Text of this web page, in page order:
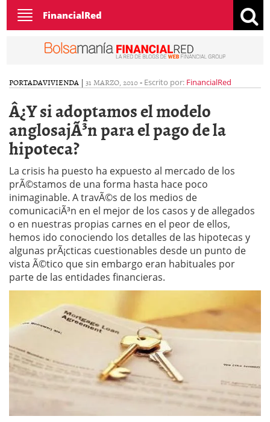
Toggle
navigation
FinancialRed
PORTADAVIVIENDA | 31 MARZO, 2010- Escrito por: FinancialRed
Â¿Y si adoptamos el modelo
anglosajÃ³n para el pago de la
hipoteca?
La crisis ha puesto ha expuesto al mercado de los
prÃ©stamos de una forma hasta hace poco
inimaginable. A travÃ©s de los medios de
comunicaciÃ³n en el mejor de los casos y de allegados
o en nuestras propias carnes en el peor de ellos,
hemos ido conociendo los detalles de las hipotecas y
algunas prÃ¡cticas cuestionables desde un punto de
vista Ã©tico que sin embargo eran habituales por
parte de las entidades financieras.